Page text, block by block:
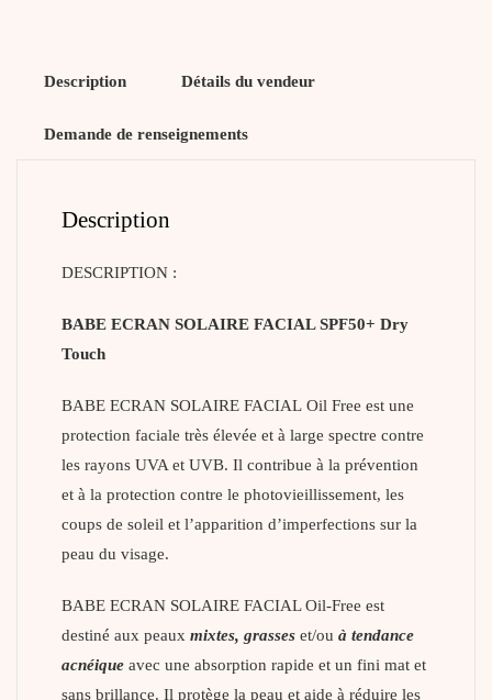
Description Détails du vendeur
Demande de renseignements
Description
DESCRIPTION :
BABE ECRAN SOLAIRE FACIAL SPF50+ Dry
Touch
BABE ECRAN SOLAIRE FACIAL Oil Free est une
protection faciale très élevée et à large spectre contre
les rayons UVA et UVB. Il contribue à la prévention
et à la protection contre le photovieillissement, les
coups de soleil et l’apparition d’imperfections sur la
peau du visage.
BABE ECRAN SOLAIRE FACIAL Oil-Free est
destiné aux peaux mixtes, grasses et/ou à tendance
acnéique avec une absorption rapide et un fini mat et
sans brillance. Il protège la peau et aide à réduire les